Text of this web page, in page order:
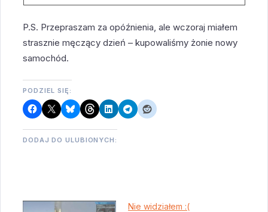
P.S. Przepraszam za opóźnienia, ale wczoraj miałem
strasznie męczący dzień – kupowaliśmy żonie nowy
samochód.
PODZIEL SIĘ:
DODAJ DO ULUBIONYCH:
Nie widziałem :(